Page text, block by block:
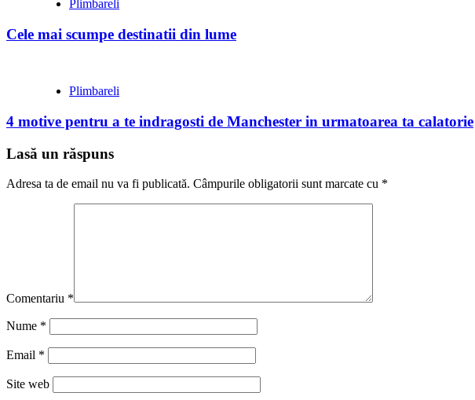
Plimbareli
Cele mai scumpe destinatii din lume
Plimbareli
4 motive pentru a te indragosti de Manchester in urmatoarea ta calatorie
Lasă un răspuns
Adresa ta de email nu va fi publicată. Câmpurile obligatorii sunt marcate cu *
Comentariu *
Nume *
Email *
Site web